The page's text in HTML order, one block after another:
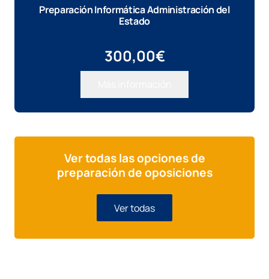
Preparación Informática Administración del
Estado
300,00€
Ver todas las opciones de
preparación de oposiciones
Ver todas